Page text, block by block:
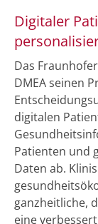
Digitaler
Das
DMEA seinen
digitalen
Patienten und
Daten ab.
ganzheitliche,
eine